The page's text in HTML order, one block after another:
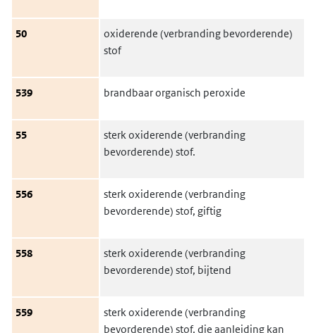
50
oxiderende (verbranding bevorderende)
stof
539 brandbaar organisch peroxide
55
sterk oxiderende (verbranding
bevorderende) stof.
556
sterk oxiderende (verbranding
bevorderende) stof, giftig
558
sterk oxiderende (verbranding
bevorderende) stof, bijtend
559
sterk oxiderende (verbranding
bevorderende) stof, die aanleiding kan